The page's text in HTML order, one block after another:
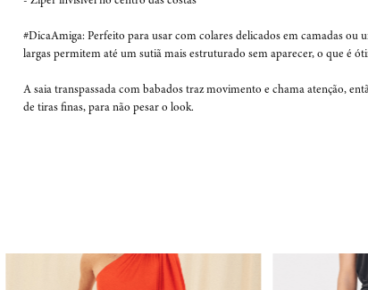
#DicaAmiga: Perfeito para usar com colares delicados em camadas ou
largas permitem até um sutiã mais estruturado sem aparecer, o que é
A saia transpassada com babados traz movimento e chama atenção,
de tiras finas, para não pesar o look.